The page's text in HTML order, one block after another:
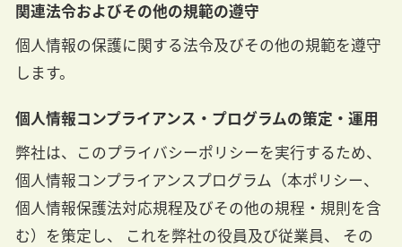
関連法令およびその他の規範の遵守
個人情報の保護に関する法令及びその他の規範を遵守
します。
個人情報コンプライアンス・プログラムの策定・運用
弊社は、このプライバシーポリシーを実行するため、
個人情報コンプライアンスプログラム（本ポリシー、
個人情報保護法対応規程及びその他の規程・規則を含
む）を策定し、 これを弊社の役員及び従業員、 その